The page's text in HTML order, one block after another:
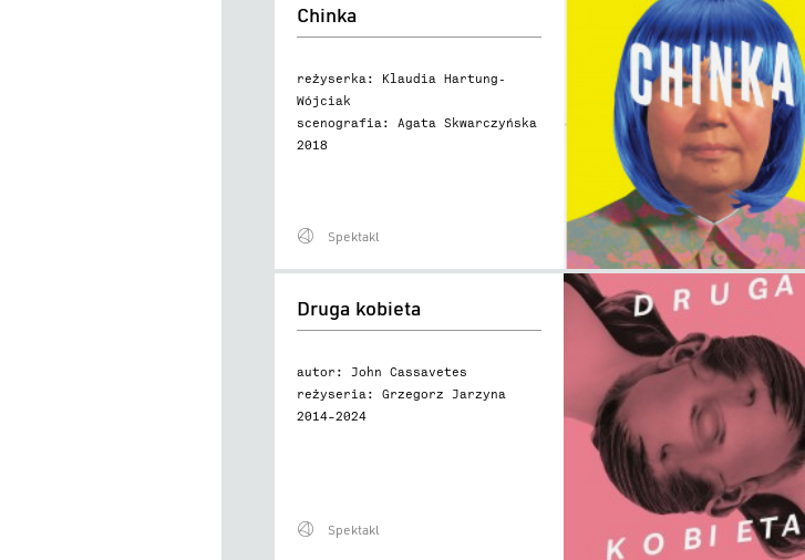
Chinka
reżyserka: Klaudia Hartung-
Wójciak
scenografia: Agata Skwarczyńska
2018
Spektakl
kobieta
Druga kobieta
autor: John Cassavetes
reżyseria: Grzegorz Jarzyna
2014–2024
Spektakl